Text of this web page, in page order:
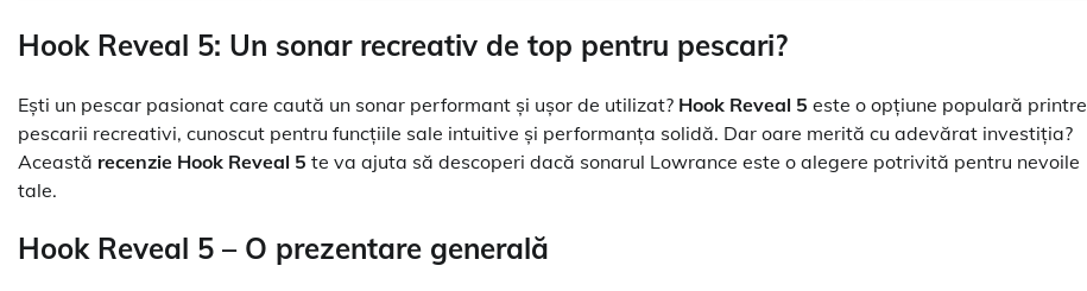
Hook Reveal 5: Un sonar recreativ de top pentru pescari?
Ești un pescar pasionat care caută un sonar performant și ușor de utilizat? Hook Reveal 5 este o opțiune populară printre
pescarii recreativi, cunoscut pentru funcțiile sale intuitive și performanța solidă. Dar oare merită cu adevărat investiția?
Această recenzie Hook Reveal 5 te va ajuta să descoperi dacă sonarul Lowrance este o alegere potrivită pentru nevoile
tale.
Hook Reveal 5 – O prezentare generală